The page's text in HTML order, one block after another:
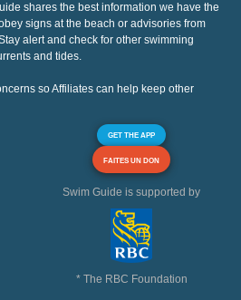
shares the best information we have the
signs at the beach or advisories from
alert and check for other swimming
and tides.
so Affiliates can help keep other
GET THE APP
FAITES UN DON
Swim Guide is supported by
* The RBC Foundation